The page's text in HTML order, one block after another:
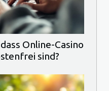
Online-Casino
sind?